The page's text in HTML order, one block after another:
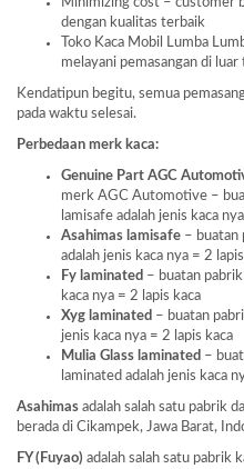
dengan kualitas terbaik
Toko Kaca Mobil Lumba
melayani pemasangan di luar
Kendatipun begitu, semua
pada waktu selesai.
Perbedaan merk kaca:
Genuine Part AGC
merk AGC Automotive –
lamisafe adalah jenis kaca
Asahimas lamisafe – buatan
adalah jenis kaca nya = 2
Fy laminated – buatan
kaca nya = 2 lapis kaca
Xyg laminated – buatan
jenis kaca nya = 2 lapis kaca
Mulia Glass laminated –
laminated adalah jenis kaca
Asahimas adalah salah satu pabrik
berada di Cikampek, Jawa Barat,
FY (Fuyao) adalah salah satu pabrik